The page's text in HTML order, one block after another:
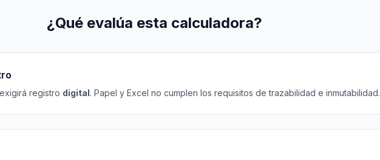
¿Qué evalúa esta calculadora?
registro digital. Papel y Excel no cumplen los requisitos de trazabilidad e inmutabilidad.